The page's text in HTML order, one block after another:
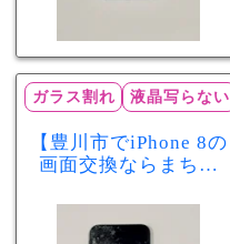
ガラス割れ 液晶写らない
【豊川市でiPhone 8の
画面交換ならまちス
れ・液晶不良も当日
60分で修理可能！